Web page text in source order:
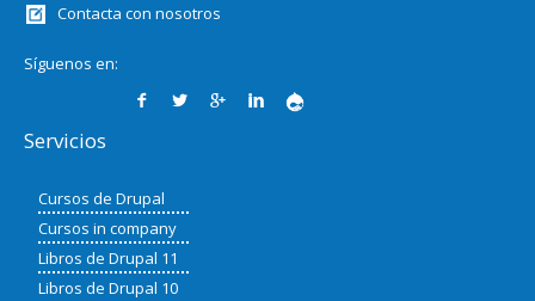
Contacta con nosotros
Síguenos en:
Servicios
Cursos de Drupal
Cursos in company
Libros de Drupal 11
Libros de Drupal 10